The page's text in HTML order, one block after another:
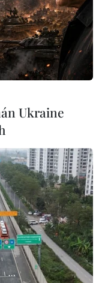
chủng
Mỹ đang sử
cho thanh
Ukraine